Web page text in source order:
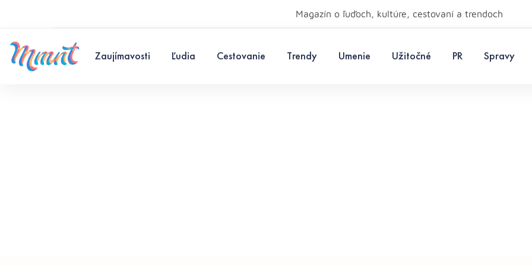
Magazín o ľuďoch, kultúre, cestovaní a trendoch
Zaujímavosti Ľudia Cestovanie Trendy Umenie Užitočné PR Spravy